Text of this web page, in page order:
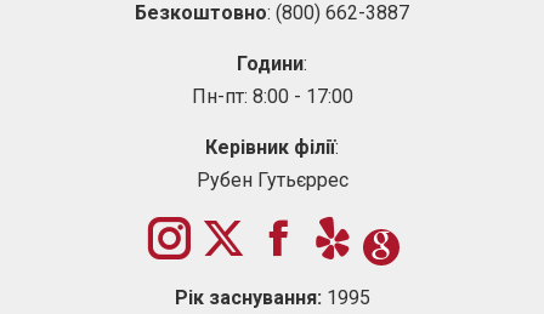
Безкоштовно: (800) 662-3887
Години:
Пн-пт: 8:00 - 17:00
Керівник філії:
Рубен Гутьєррес
Facebook
Кричи!
Рік заснування: 1995